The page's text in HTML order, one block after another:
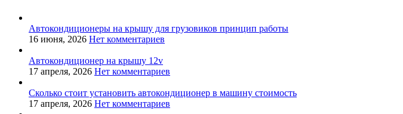
Автокондиционеры на крышу для грузовиков принцип работы
16 июня, 2026 Нет комментариев
Автокондиционер на крышу 12v
17 апреля, 2026 Нет комментариев
Сколько стоит установить автокондиционер в машину стоимость
17 апреля, 2026 Нет комментариев